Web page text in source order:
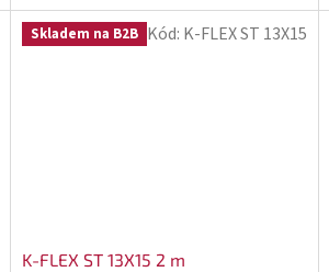
Skladem na B2B
K-FLEX ST 13X15 2 m
Kód: K-FLEX ST 13X15